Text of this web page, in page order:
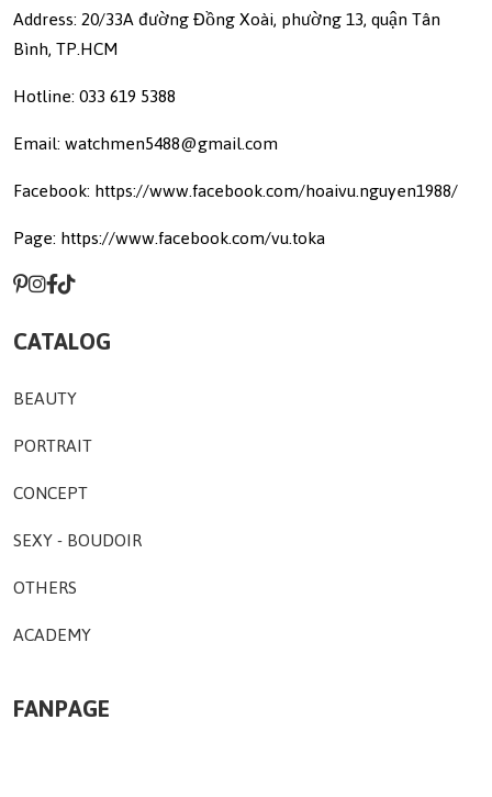
Address: 20/33A đường Đồng Xoài, phường 13, quận Tân
Bình, TP.HCM
Hotline: 033 619 5388
Email: watchmen5488@gmail.com
Facebook: https://www.facebook.com/hoaivu.nguyen1988/
Page: https://www.facebook.com/vu.toka
CATALOG
BEAUTY
PORTRAIT
CONCEPT
SEXY - BOUDOIR
OTHERS
ACADEMY
FANPAGE